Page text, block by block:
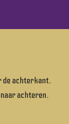
de achterkant.
achteren.